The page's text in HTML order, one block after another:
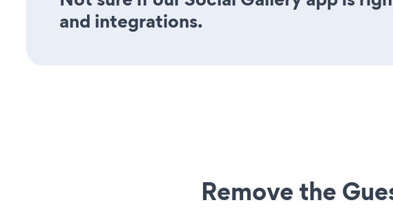
and integrations.
Remove the